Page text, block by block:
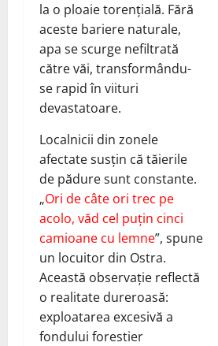
la o ploaie torențială. Fără
aceste bariere naturale,
apa se scurge nefiltrată
către văi, transformându-
se rapid în viituri
devastatoare.
Localnicii din zonele
afectate susțin că tăierile
de pădure sunt constante.
„Ori de câte ori trec pe
acolo, văd cel puțin cinci
camioane cu lemne”, spune
un locuitor din Ostra.
Această observație reflectă
o realitate dureroasă:
exploatarea excesivă a
fondului forestier